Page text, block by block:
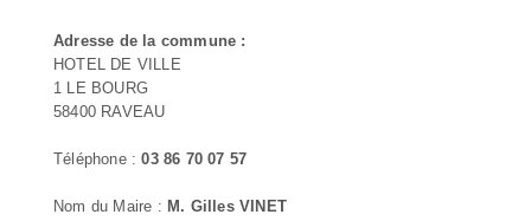
Adresse de la commune :
HOTEL DE VILLE
1 LE BOURG
58400 RAVEAU
Téléphone :03 86 70 07 57
Nom du Maire : M. Gilles VINET